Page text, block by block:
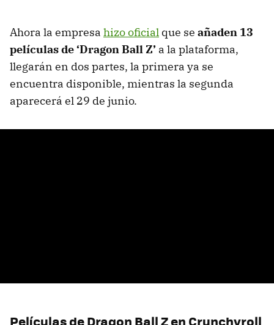
Ahora la empresa hizo oficial que se añaden 13
películas de ‘Dragon Ball Z’ a la plataforma,
llegarán en dos partes, la primera ya se
encuentra disponible, mientras la segunda
aparecerá el 29 de junio.
Películas de Dragon Ball Z en Crunchyroll